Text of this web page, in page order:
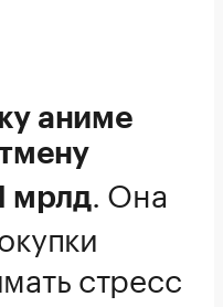
аниме
мрлд. Она
стресс